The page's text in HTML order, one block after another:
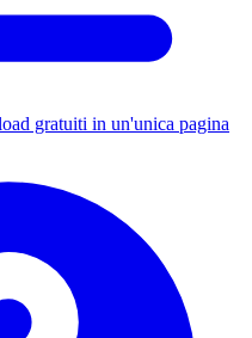
gratuiti in un'unica pagina